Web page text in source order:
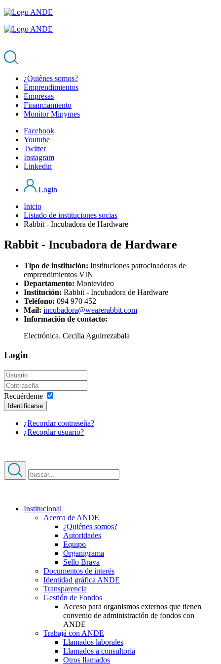
¿Quiènes somos?
Emprendimientos
Empresas
Financiamiento
Monitor Mipymes
Facebook
Youtube
Twitter
Instagram
Linkedin
Login
Inicio
Listado de instituciones socias
Rabbit - Incubadora de Hardware
Rabbit - Incubadora de Hardware
Tipo de institución: Instituciones patrocinadoras de
emprendimientos VIN
Departamento: Montevideo
Institución: Rabbit - Incubadora de Hardware
Teléfono: 094 970 452
Mail: incubadora@wearerabbit.com
Información de contacto:
Electrónica. Cecilia Aguirrezabala
Login
Recuérdeme
Identificarse
¿Recordar contraseña?
¿Recordar usuario?
Institucional
Acerca de ANDE
¿Quiénes somos?
Autoridades
Equipo
Organigrama
Sello Brava
Documentos de interés
Identidad gráfica ANDE
Transparencia
Gestión de Fondos
Acceso para organismos externos que tienen
convenio de administración de fondos con
ANDE
Trabajá con ANDE
Llamados laborales
Llamados a consultoría
Otros llamados